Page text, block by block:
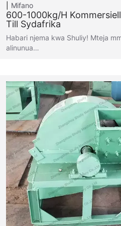
Mifano
600-1000kg/h
Till Sydafrika
Habari njema kwa Shuliy! Mteja
alinunua…